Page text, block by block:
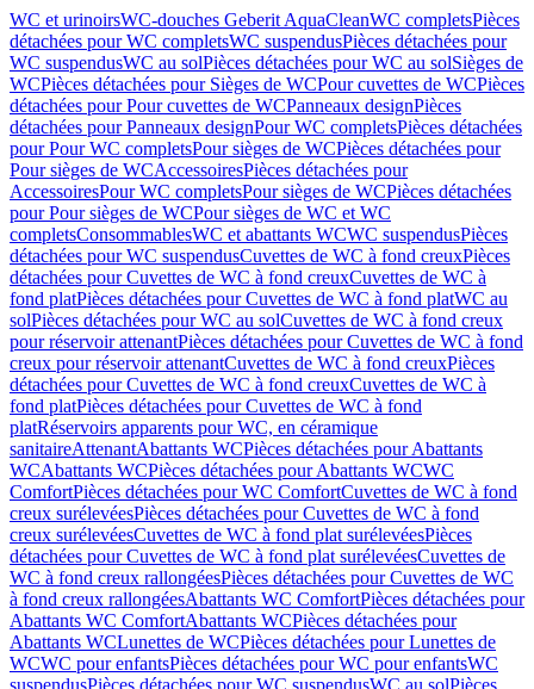
WC et urinoirsWC-douches Geberit AquaCleanWC completsPièces
détachées pour WC completsWC suspendusPièces détachées pour
WC suspendusWC au solPièces détachées pour WC au solSièges de
WCPièces détachées pour Sièges de WCPour cuvettes de WCPièces
détachées pour Pour cuvettes de WCPanneaux designPièces
détachées pour Panneaux designPour WC completsPièces détachées
pour Pour WC completsPour sièges de WCPièces détachées pour
Pour sièges de WCAccessoiresPièces détachées pour
AccessoiresPour WC completsPour sièges de WCPièces détachées
pour Pour sièges de WCPour sièges de WC et WC
completsConsommablesWC et abattants WCWC suspendusPièces
détachées pour WC suspendusCuvettes de WC à fond creuxPièces
détachées pour Cuvettes de WC à fond creuxCuvettes de WC à
fond platPièces détachées pour Cuvettes de WC à fond platWC au
solPièces détachées pour WC au solCuvettes de WC à fond creux
pour réservoir attenantPièces détachées pour Cuvettes de WC à fond
creux pour réservoir attenantCuvettes de WC à fond creuxPièces
détachées pour Cuvettes de WC à fond creuxCuvettes de WC à
fond platPièces détachées pour Cuvettes de WC à fond
platRéservoirs apparents pour WC, en céramique
sanitaireAttenantAbattants WCPièces détachées pour Abattants
WCAbattants WCPièces détachées pour Abattants WCWC
ComfortPièces détachées pour WC ComfortCuvettes de WC à fond
creux surélevéesPièces détachées pour Cuvettes de WC à fond
creux surélevéesCuvettes de WC à fond plat surélevéesPièces
détachées pour Cuvettes de WC à fond plat surélevéesCuvettes de
WC à fond creux rallongéesPièces détachées pour Cuvettes de WC
à fond creux rallongéesAbattants WC ComfortPièces détachées pour
Abattants WC ComfortAbattants WCPièces détachées pour
Abattants WCLunettes de WCPièces détachées pour Lunettes de
WCWC pour enfantsPièces détachées pour WC pour enfantsWC
suspendusPièces détachées pour WC suspendusWC au solPièces